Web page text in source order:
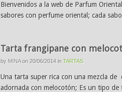
Bienvenidos a la web de Parfum
sabores con perfume oriental; cada
Tarta frangipane con
by MINA on 20/06/2014 in TARTAS
Una tarta super rica con una mezcla de
adornada con melocotón; Es un tipo de